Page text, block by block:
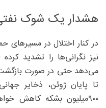
هشدار یک شوک
در کنار اختلال در مسیرهای
نیز نگرانی‌ها را تشدید
می‌دهد حتی در صورت
تا پایان ژوئن، ذخایر
۹۰۰‌میلیون بشکه کاهش